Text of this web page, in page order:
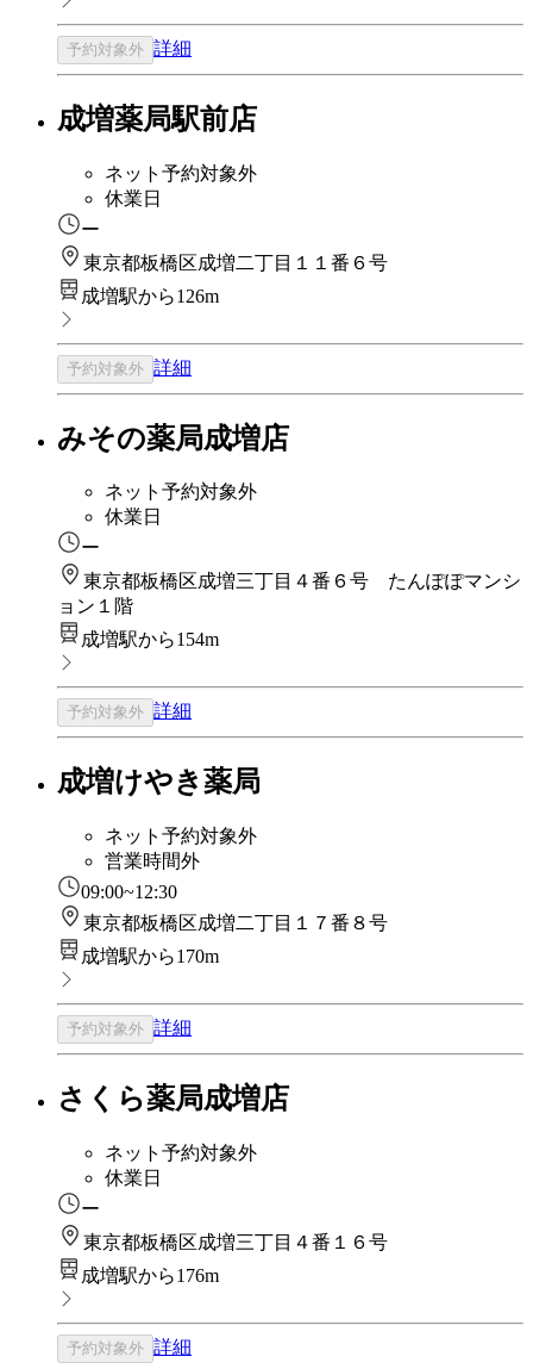
予約対象外 詳細
成増薬局駅前店
ネット予約対象外
休業日
ー
東京都板橋区成増二丁目１１番６号
成増駅から126m
予約対象外 詳細
みその薬局成増店
ネット予約対象外
休業日
ー
東京都板橋区成増三丁目４番６号 たんぽぽマンシ
ョン１階
成増駅から154m
予約対象外 詳細
成増けやき薬局
ネット予約対象外
営業時間外
09:00~12:30
東京都板橋区成増二丁目１７番８号
成増駅から170m
予約対象外 詳細
さくら薬局成増店
ネット予約対象外
休業日
ー
東京都板橋区成増三丁目４番１６号
成増駅から176m
予約対象外 詳細